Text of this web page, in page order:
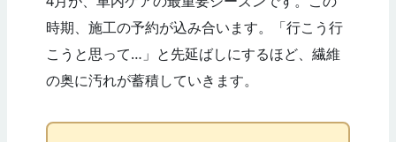
時期、施工の予約が込み合います。「行こう行
こうと思って…」と先延ばしにするほど、繊維
の奥に汚れが蓄積していきます。